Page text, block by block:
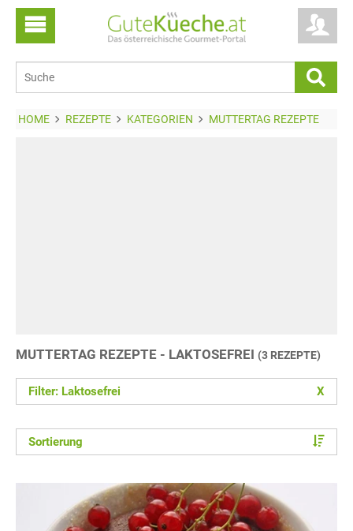
HOME REZEPTE KATEGORIEN MUTTERTAG REZEPTE
MUTTERTAG REZEPTE - LAKTOSEFREI (3 REZEPTE)
Filter: Laktosefrei X
Sortierung